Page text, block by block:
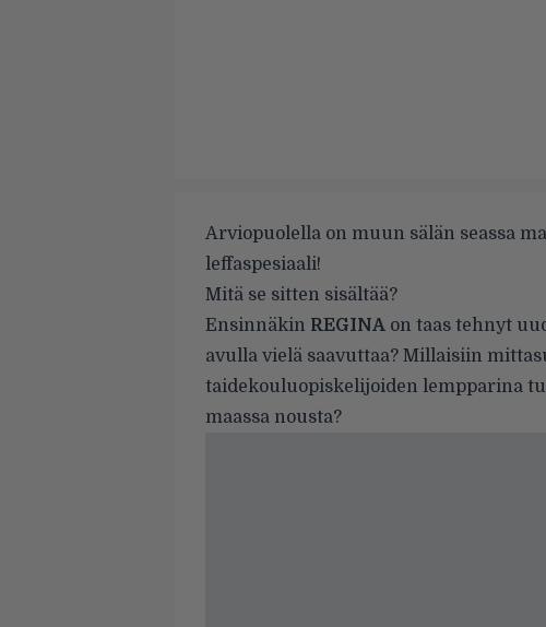
Arviopuolella on muun sälän seassa
leffaspesiaali!
Mitä se sitten sisältää?
Ensinnäkin REGINA on taas tehnyt
avulla vielä saavuttaa? Millaisiin
taidekouluopiskelijoiden lempparina
maassa nousta?